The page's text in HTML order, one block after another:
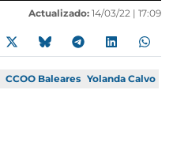
Actualizado: 14/03/22 | 17:09
CCOO Baleares Yolanda Calvo